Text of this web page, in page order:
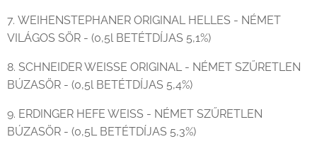
7. WEIHENSTEPHANER ORIGINAL HELLES - NÉMET
VILÁGOS SÖR - (0,5l BETÉTDÍJAS 5,1%)
8. SCHNEIDER WEISSE ORIGINAL - NÉMET SZŰRETLEN
BÚZASÖR - (0,5l BETÉTDÍJAS 5,4%)
9. ERDINGER HEFE WEISS - NÉMET SZŰRETLEN
BÚZASÖR - (0,5L BETÉTDÍJAS 5,3%)